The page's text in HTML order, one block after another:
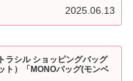
2025.06.13
ラシル ショッピングバッグ
ト）「MONOバッグ(モンベ